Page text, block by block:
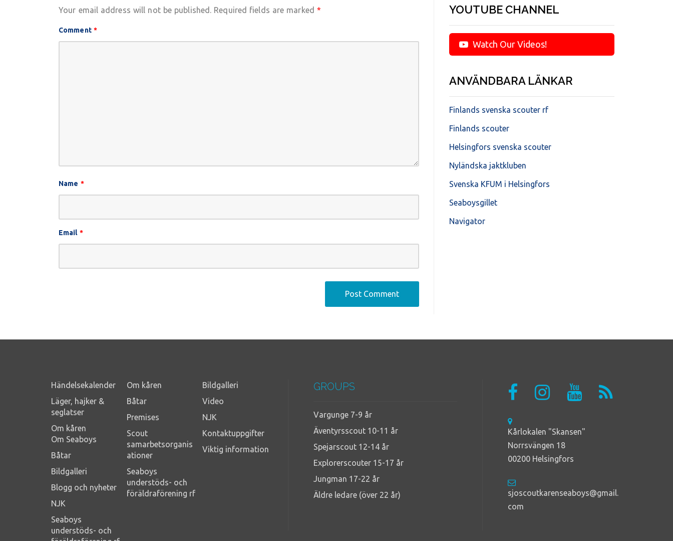
Your email address will not be published. Required fields are marked *
Comment *
Name *
Email *
YOUTUBE CHANNEL
Watch Our Videos!
ANVÄNDBARA LÄNKAR
Finlands svenska scouter rf
Finlands scouter
Helsingfors svenska scouter
Nyländska jaktkluben
Svenska KFUM i Helsingfors
Seaboysgillet
Navigator
Händelsekalender
Läger, hajker &
seglatser
Om kåren
Om Seaboys
Båtar
Bildgalleri
Blogg och nyheter
NJK
Seaboys
understöds- och
Om kåren
Båtar
Premises
Scout
samarbetsorganis
ationer
Seaboys
understöds- och
föräldraförening rf
Bildgalleri
Video
NJK
Kontaktuppgifter
Viktig information
GROUPS
Vargunge 7-9 år
Äventyrsscout 10-11 år
Spejarscout 12-14 år
Explorerscouter 15-17 år
Jungman 17-22 år
Äldre ledare (över 22 år)
Kårlokalen "Skansen"
Norrsvängen 18
00200 Helsingfors
sjoscoutkarenseaboys@gmail.
com